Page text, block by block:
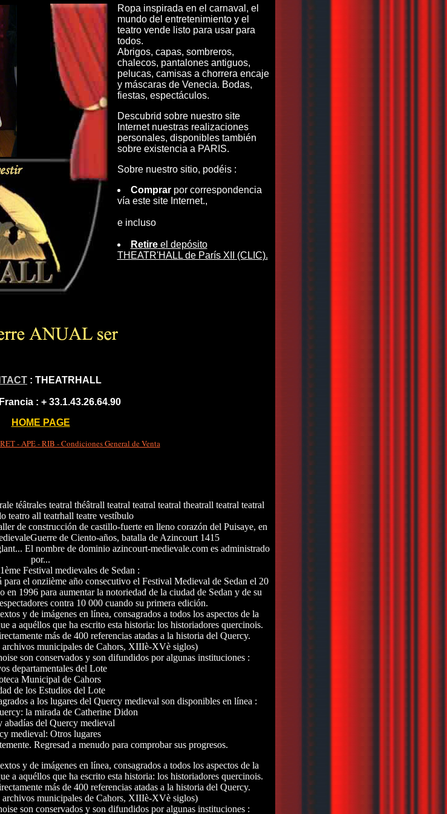
Ropa inspirada en el carnaval, el
mundo del entretenimiento y el
teatro vende listo para usar para
todos.
Abrigos, capas, sombreros,
chalecos, pantalones antiguos,
pelucas, camisas a chorrera encaje
y máscaras de Venecia. Bodas,
fiestas, espectáculos.
Descubrid sobre nuestro site
Internet nuestras realizaciones
personales, disponibles también
sobre existencia a PARIS.
Sobre nuestro sitio, podéis :
Comprarpor correspondencia
vía este site Internet.,
e incluso
Retireel depósito
THEATR'HALL de París XII (CLIC).
: THEATRHALL
: + 33.1.43.26.64.90
HOME PAGE
- APE - RIB - Condiciones General de Venta
téâtrales teatral théâtrall teatral teatral teatral theatrall teatral teatral
teatro all teatrhall teatre vestíbulo
de construcción de castillo-fuerte en lleno corazón del Puisaye, en
de Ciento-años, batalla de Azincourt 1415
El nombre de dominio azincourt-medievale.com es administrado
por...
Festival medievales de Sedan :
el onziième año consecutivo el Festival Medieval de Sedan el 20
1996 para aumentar la notoriedad de la ciudad de Sedan y de su
contra 10 000 cuando su primera edición.
y de imágenes en línea, consagrados a todos los aspectos de la
a aquéllos que ha escrito esta historia: los historiadores quercinois.
más de 400 referencias atadas a la historia del Quercy.
archivos municipales de Cahors, XIIIè-XVè siglos)
son conservados y son difundidos por algunas instituciones :
departamentales del Lote
Municipal de Cahors
de los Estudios del Lote
a los lugares del Quercy medieval son disponibles en línea :
la mirada de Catherine Didon
abadías del Quercy medieval
medieval: Otros lugares
Regresad a menudo para comprobar sus progresos.
y de imágenes en línea, consagrados a todos los aspectos de la
a aquéllos que ha escrito esta historia: los historiadores quercinois.
más de 400 referencias atadas a la historia del Quercy.
archivos municipales de Cahors, XIIIè-XVè siglos)
son conservados y son difundidos por algunas instituciones :